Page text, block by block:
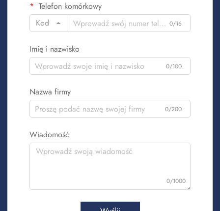
Telefon komórkowy
Kod
0/16
Imię i nazwisko
0/100
Nazwa firmy
0/200
Wiadomość
0/1000